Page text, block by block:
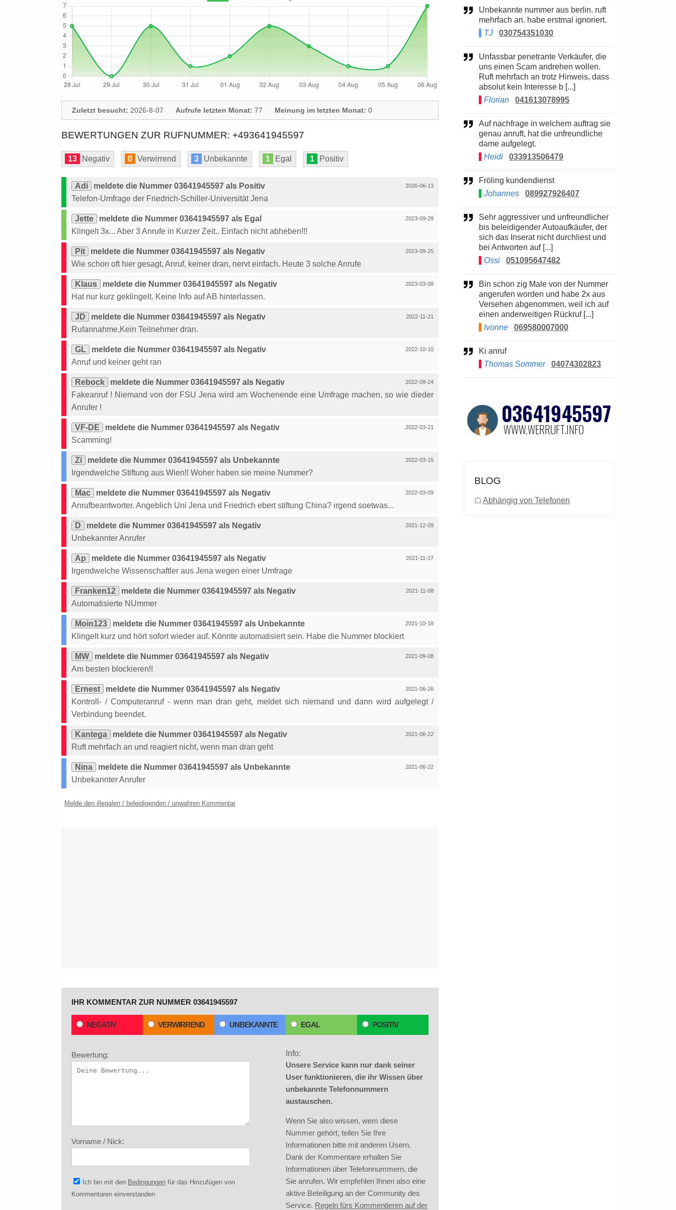
Zuletzt besucht: 2026-8-07 Aufrufe letzten Monat: 77 Meinung im letzten Monat: 0
BEWERTUNGEN ZUR RUFNUMMER: +493641945597
13 Negativ 0 Verwirrend 3 Unbekannte 1 Egal 1 Positiv
2026-06-13
Adi
meldete die Nummer 03641945597 als Positiv
Telefon-Umfrage der Friedrich-Schiller-Universität Jena
2023-09-29
Jette
meldete die Nummer 03641945597 als Egal
Klingelt 3x... Aber 3 Anrufe in Kurzer Zeit.. Einfach nicht abheben!!!
2023-09-25
Pit
meldete die Nummer 03641945597 als Negativ
Wie schon oft hier gesagt, Anruf, keiner dran, nervt einfach. Heute 3 solche Anrufe
2023-03-08
Klaus
meldete die Nummer 03641945597 als Negativ
Hat nur kurz geklingelt. Keine Info auf AB hinterlassen.
2022-11-21
JD
meldete die Nummer 03641945597 als Negativ
Rufannahme,Kein Teilnehmer dran.
2022-10-10
GL
meldete die Nummer 03641945597 als Negativ
Anruf und keiner geht ran
2022-09-24
Rebock
meldete die Nummer 03641945597 als Negativ
Fakeanruf ! Niemand von der FSU Jena wird am Wochenende eine Umfrage machen, so wie dieder
Anrufer !
2022-03-21
VF-DE
meldete die Nummer 03641945597 als Negativ
Scamming!
2022-03-15
Zi
meldete die Nummer 03641945597 als Unbekannte
Irgendwelche Stiftung aus Wien!! Woher haben sie meine Nummer?
2022-03-09
Mac
meldete die Nummer 03641945597 als Negativ
Anrufbeantworter. Angeblich Uni Jena und Friedrich ebert stiftung China? irgend soetwas...
2021-12-09
D
meldete die Nummer 03641945597 als Negativ
Unbekannter Anrufer
2021-11-27
Ap
meldete die Nummer 03641945597 als Negativ
Irgendwelche Wissenschaftler aus Jena wegen einer Umfrage
2021-11-08
Franken12
meldete die Nummer 03641945597 als Negativ
Automatisierte NUmmer
2021-10-18
Moin123
meldete die Nummer 03641945597 als Unbekannte
Klingelt kurz und hört sofort wieder auf. Könnte automatisiert sein. Habe die Nummer blockiert
2021-09-08
MW
meldete die Nummer 03641945597 als Negativ
Am besten blockieren!!
2021-06-26
Ernest
meldete die Nummer 03641945597 als Negativ
Kontroll- / Computeranruf - wenn man dran geht, meldet sich niemand und dann wird aufgelegt /
Verbindung beendet.
2021-06-22
Kantega
meldete die Nummer 03641945597 als Negativ
Ruft mehrfach an und reagiert nicht, wenn man dran geht
2021-06-22
Nina
meldete die Nummer 03641945597 als Unbekannte
Unbekannter Anrufer
Melde den illegalen / beleidigenden / unwahren Kommentar
IHR KOMMENTAR ZUR NUMMER 03641945597
NEGATIV VERWIRREND UNBEKANNTE EGAL POSITIV
Bewertung:
Vorname / Nick:
Ich bin mit den Bedingungen für das Hinzufügen von
Kommentaren einverstanden
Info:
Unsere Service kann nur dank seiner
User funktionieren, die ihr Wissen über
unbekannte Telefonnummern
austauschen.
Wenn Sie also wissen, wem diese
Nummer gehört, teilen Sie Ihre
Informationen bitte mit anderen Usern.
Dank der Kommentare erhalten Sie
Informationen über Telefonnummern, die
Sie anrufen. Wir empfehlen Ihnen also eine
aktive Beteiligung an der Community des
Service. Regeln fürs Kommentieren auf der
Unbekannte nummer aus berlin. ruft
mehrfach an. habe erstmal ignoriert.
TJ
030754351030
Unfassbar penetrante Verkäufer, die
uns einen Scam andrehen wollen.
Ruft mehrfach an trotz Hinweis, dass
absolut kein Interesse b [...]
Florian
041613078995
Auf nachfrage in welchem auftrag sie
genau anruft, hat die unfreundliche
dame aufgelegt.
Heidi
033913506479
Fröling kundendienst
Johannes
089927926407
Sehr aggressiver und unfreundlicher
bis beleidigender Autoaufkäufer, der
sich das Inserat nicht durchliest und
bei Antworten auf [...]
Ossi
051095647482
Bin schon zig Male von der Nummer
angerufen worden und habe 2x aus
Versehen abgenommen, weil ich auf
einen anderweitigen Rückruf [...]
Ivonne
069580007000
Ki anruf
Thomas Sommer
04074302823
BLOG
☖ Abhängig von Telefonen